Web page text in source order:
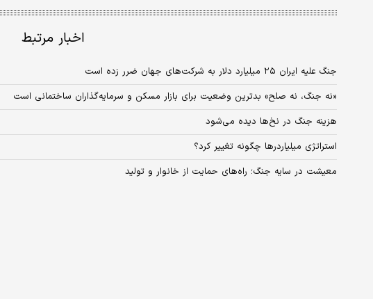
اخبار مرتبط
جنگ علیه ایران ۲۵ میلیارد دلار به شرکت‌های جهان ضرر زده است
«نه جنگ، نه صلح» بدترین وضعیت برای بازار مسکن و سرمایه‌گذاران ساختمانی است
هزینه جنگ در نخ‌ها دیده می‌شود​
استراتژی میلیاردرها چگونه تغییر کرد؟
معیشت در سایه جنگ؛ راه‌های حمایت از خانوار و تولید